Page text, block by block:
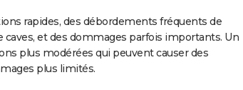
rapides, des débordements fréquents de
caves, et des dommages parfois importants. Un
plus modérées qui peuvent causer des
plus limités.